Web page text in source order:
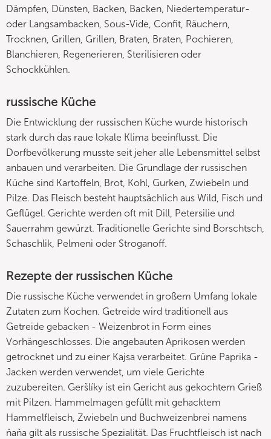
Dämpfen, Dünsten, Backen, Backen, Niedertemperatur-
oder Langsambacken, Sous-Vide, Confit, Räuchern,
Trocknen, Grillen, Grillen, Braten, Braten, Pochieren,
Blanchieren, Regenerieren, Sterilisieren oder
Schockkühlen.
russische Küche
Die Entwicklung der russischen Küche wurde historisch
stark durch das raue lokale Klima beeinflusst. Die
Dorfbevölkerung musste seit jeher alle Lebensmittel selbst
anbauen und verarbeiten. Die Grundlage der russischen
Küche sind Kartoffeln, Brot, Kohl, Gurken, Zwiebeln und
Pilze. Das Fleisch besteht hauptsächlich aus Wild, Fisch und
Geflügel. Gerichte werden oft mit Dill, Petersilie und
Sauerrahm gewürzt. Traditionelle Gerichte sind Borschtsch,
Schaschlik, Pelmeni oder Stroganoff.
Rezepte der russischen Küche
Die russische Küche verwendet in großem Umfang lokale
Zutaten zum Kochen. Getreide wird traditionell aus
Getreide gebacken - Weizenbrot in Form eines
Vorhängeschlosses. Die angebauten Aprikosen werden
getrocknet und zu einer Kajsa verarbeitet. Grüne Paprika -
Jacken werden verwendet, um viele Gerichte
zuzubereiten. Geršlíky ist ein Gericht aus gekochtem Grieß
mit Pilzen. Hammelmagen gefüllt mit gehacktem
Hammelfleisch, Zwiebeln und Buchweizenbrei namens
ňaňa gilt als russische Spezialität. Das Fruchtfleisch ist nach